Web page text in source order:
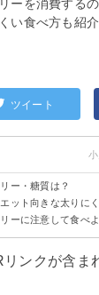
ーを消費する
い食べ方も紹
ツイート
ー・糖質は？
リー・糖質
ー・糖質を他の焼き
のカロリー消費に必
ット向きな太りに
ーに注意して食べよ
ンクが含ま